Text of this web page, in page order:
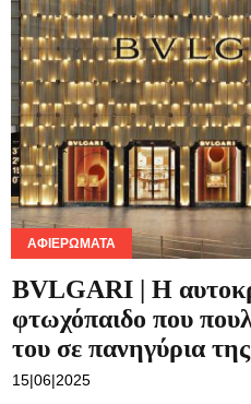
ΑΦΙΕΡΏΜΑΤΑ
BVLGARI | Η
φτωχόπαιδο που
του σε πανηγύρια
15|06|2025